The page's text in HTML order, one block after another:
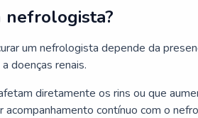
nefrologista?
um nefrologista depende da
doenças renais.
diretamente os rins ou que
contínuo com o